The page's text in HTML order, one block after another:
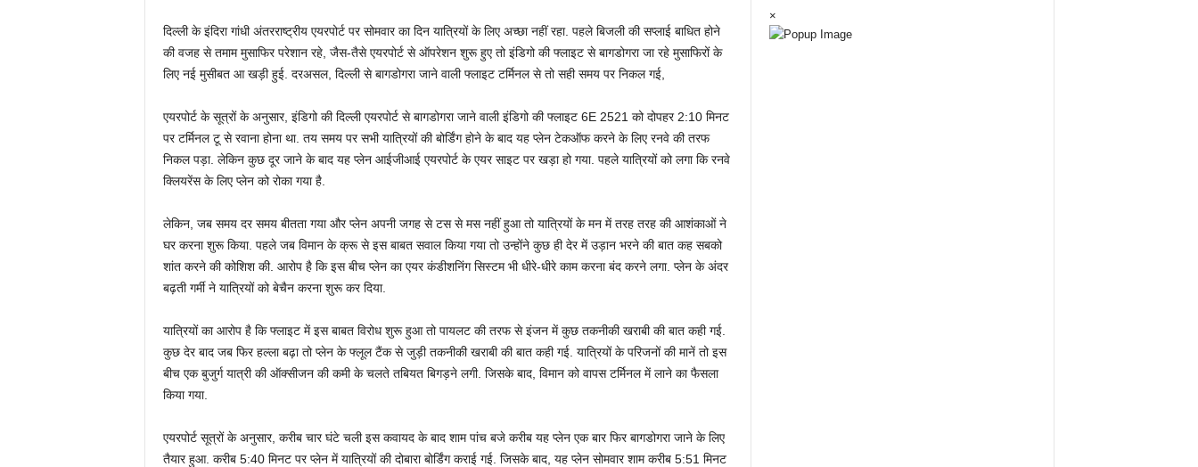
दिल्‍ली के इंदिरा गांधी अंतरराष्‍ट्रीय एयरपोर्ट पर सोमवार का दिन यात्रियों के लिए अच्‍छा नहीं रहा. पहले बिजली की सप्‍लाई बाधित होने
की वजह से तमाम मुसाफिर परेशान रहे, जैस-तैसे एयरपोर्ट से ऑपरेशन शुरू हुए तो इंडिगो की फ्लाइट से बागडोगरा जा रहे मुसाफिरों के
लिए नई मुसीबत आ खड़ी हुई. दरअसल, दिल्‍ली से बागडोगरा जाने वाली फ्लाइट टर्मिनल से तो सही समय पर निकल गई,
एयरपोर्ट के सूत्रों के अनुसार, इंडिगो की दिल्‍ली एयरपोर्ट से बागडोगरा जाने वाली इंडिगो की फ्लाइट 6E 2521 को दोपहर 2:10 मिनट
पर टर्मिनल टू से रवाना होना था. तय समय पर सभी यात्रियों की बोर्डिंग होने के बाद यह प्‍लेन टेकऑफ करने के लिए रनवे की तरफ
निकल पड़ा. लेकिन कुछ दूर जाने के बाद यह प्‍लेन आईजीआई एयरपोर्ट के एयर साइट पर खड़ा हो गया. पहले यात्रियों को लगा कि रनवे
क्लियरेंस के लिए प्‍लेन को रोका गया है.
लेकिन, जब समय दर समय बीतता गया और प्‍लेन अपनी जगह से टस से मस नहीं हुआ तो यात्रियों के मन में तरह तरह की आशंकाओं ने
घर करना शुरू किया. पहले जब विमान के क्रू से इस बाबत सवाल किया गया तो उन्‍होंने कुछ ही देर में उड़ान भरने की बात कह सबको
शांत करने की कोशिश की. आरोप है कि इस बीच प्‍लेन का एयर कंडीशनिंग सिस्‍टम भी धीरे-धीरे काम करना बंद करने लगा. प्‍लेन के अंदर
बढ़ती गर्मी ने यात्रियों को बेचैन करना शुरू कर दिया.
यात्रियों का आरोप है कि फ्लाइट में इस बाबत विरोध शुरू हुआ तो पायलट की तरफ से इंजन में कुछ तकनीकी खराबी की बात कही गई.
कुछ देर बाद जब फिर हल्‍ला बढ़ा तो प्‍लेन के फ्लूल टैंक से जुड़ी तकनीकी खराबी की बात कही गई. यात्रियों के परिजनों की मानें तो इस
बीच एक बुजुर्ग यात्री की ऑक्‍सीजन की कमी के चलते तबियत बिगड़ने लगी. जिसके बाद, विमान को वापस टर्मिनल में लाने का फैसला
किया गया.
एयरपोर्ट सूत्रों के अनुसार, करीब चार घंटे चली इस कवायद के बाद शाम पांच बजे करीब यह प्‍लेन एक बार फिर बागडोगरा जाने के लिए
तैयार हुआ. करीब 5:40 मिनट पर प्‍लेन में यात्रियों की दोबारा बोर्डिंग कराई गई. जिसके बाद, यह प्‍लेन सोमवार शाम करीब 5:51 मिनट
×